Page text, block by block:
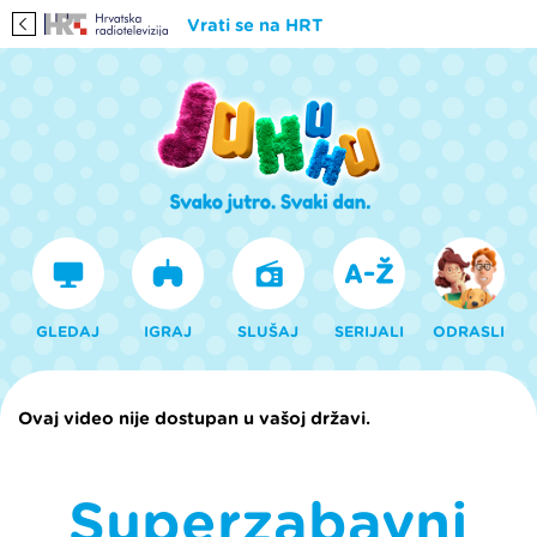
Vrati se na HRT
GLEDAJ IGRAJ SLUŠAJ SERIJALI ODRASLI
Ovaj video nije dostupan u vašoj državi.
Superzabavni